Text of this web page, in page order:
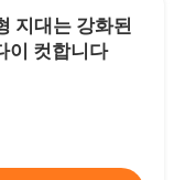
지대는 강화된
이 컷합니다